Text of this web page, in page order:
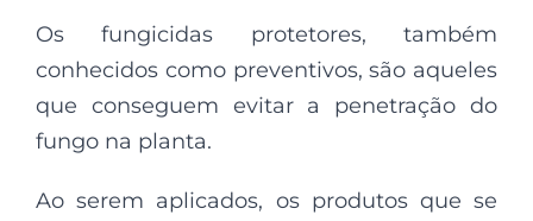
Os fungicidas protetores, também
conhecidos como preventivos, são aqueles
que conseguem evitar a penetração do
fungo na planta.
Ao serem aplicados, os produtos que se